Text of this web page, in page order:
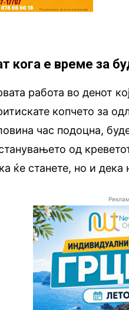
кога е време за
работа во денот
копчето за
час подоцна,
од
ќе станете, но и